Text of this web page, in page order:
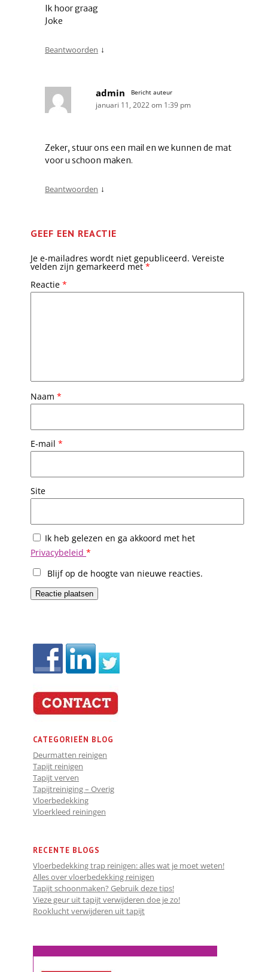
Ik hoor graag
Joke
Beantwoorden ↓
admin Bericht auteur
januari 11, 2022 om 1:39 pm
Zeker, stuur ons een mail en we kunnen de mat
voor u schoon maken.
Beantwoorden ↓
GEEF EEN REACTIE
Je e-mailadres wordt niet gepubliceerd. Vereiste
velden zijn gemarkeerd met*
Reactie*
Naam*
E-mail*
Site
Ik heb gelezen en ga akkoord met het
Privacybeleid*
Blijf op de hoogte van nieuwe reacties.
CATEGORIEËN BLOG
Deurmatten reinigen
Tapijt reinigen
Tapijt verven
Tapijtreiniging – Overig
Vloerbedekking
Vloerkleed reiningen
RECENTE BLOGS
Vloerbedekking trap reinigen: alles wat je moet weten!
Alles over vloerbedekking reinigen
Tapijt schoonmaken? Gebruik deze tips!
Vieze geur uit tapijt verwijderen doe je zo!
Rooklucht verwijderen uit tapijt